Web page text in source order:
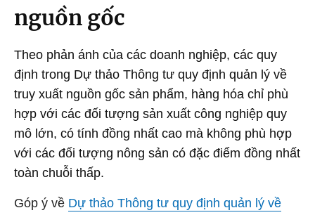
nguồn gốc
Theo phản ánh của các doanh nghiệp, các quy
định trong Dự thảo Thông tư quy định quản lý về
truy xuất nguồn gốc sản phẩm, hàng hóa chỉ phù
hợp với các đối tượng sản xuất công nghiệp quy
mô lớn, có tính đồng nhất cao mà không phù hợp
với các đối tượng nông sản có đặc điểm đồng nhất
toàn chuỗi thấp.
Góp ý về Dự thảo Thông tư quy định quản lý về